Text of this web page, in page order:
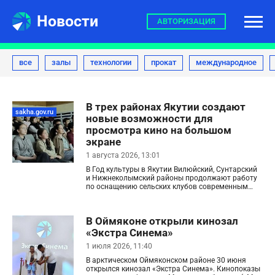
Новости АВТОРИЗАЦИЯ
все залы технологии прокат международное
sakha.gov.ru
В трех районах Якутии создают
новые возможности для
просмотра кино на большом
экране
1 августа 2026, 13:01
В Год культуры в Якутии Вилюйский, Сунтарский
и Нижнеколымский районы продолжают работу
по оснащению сельских клубов современным
В Оймяконе открыли кинозал
«Экстра Синема»
1 июля 2026, 11:40
В арктическом Оймяконском районе 30 июня
открылся кинозал «Экстра Синема». Кинопоказы